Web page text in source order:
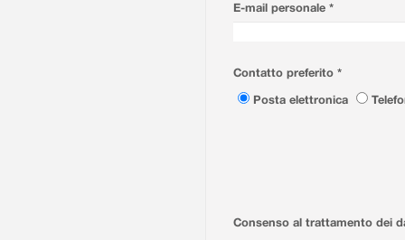
E-mail personale *
Contatto preferito *
Posta elettronica
Consenso al trattamento dei